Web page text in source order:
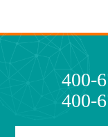
400-
400-